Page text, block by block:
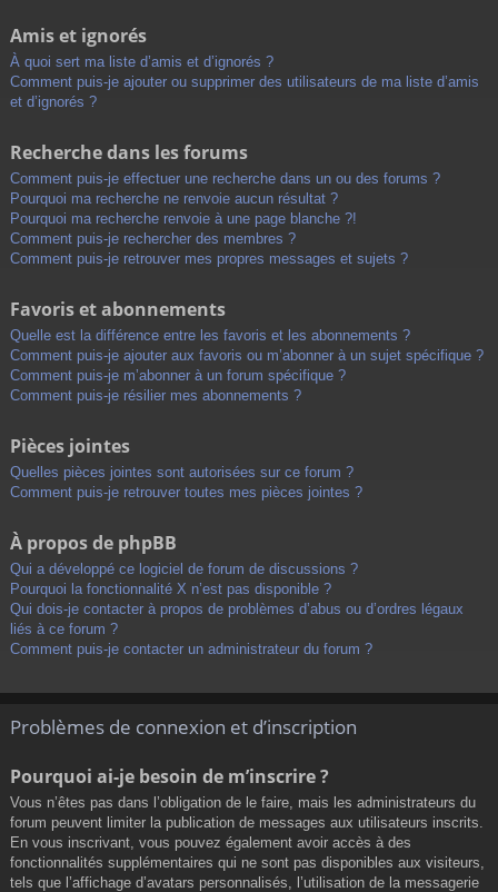
Amis et ignorés
À quoi sert ma liste d’amis et d’ignorés ?
Comment puis-je ajouter ou supprimer des utilisateurs de ma liste d’amis
et d’ignorés ?
Recherche dans les forums
Comment puis-je effectuer une recherche dans un ou des forums ?
Pourquoi ma recherche ne renvoie aucun résultat ?
Pourquoi ma recherche renvoie à une page blanche ?!
Comment puis-je rechercher des membres ?
Comment puis-je retrouver mes propres messages et sujets ?
Favoris et abonnements
Quelle est la différence entre les favoris et les abonnements ?
Comment puis-je ajouter aux favoris ou m’abonner à un sujet spécifique ?
Comment puis-je m’abonner à un forum spécifique ?
Comment puis-je résilier mes abonnements ?
Pièces jointes
Quelles pièces jointes sont autorisées sur ce forum ?
Comment puis-je retrouver toutes mes pièces jointes ?
À propos de phpBB
Qui a développé ce logiciel de forum de discussions ?
Pourquoi la fonctionnalité X n’est pas disponible ?
Qui dois-je contacter à propos de problèmes d’abus ou d’ordres légaux
liés à ce forum ?
Comment puis-je contacter un administrateur du forum ?
Problèmes de connexion et d’inscription
Pourquoi ai-je besoin de m’inscrire ?
Vous n’êtes pas dans l’obligation de le faire, mais les administrateurs du
forum peuvent limiter la publication de messages aux utilisateurs inscrits.
En vous inscrivant, vous pouvez également avoir accès à des
fonctionnalités supplémentaires qui ne sont pas disponibles aux visiteurs,
tels que l’affichage d’avatars personnalisés, l’utilisation de la messagerie